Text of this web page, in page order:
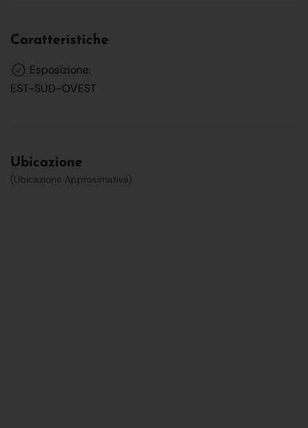
Caratteristiche
Esposizione:
EST-SUD-OVEST
Ubicazione
(Ubicazione Approsimativa)